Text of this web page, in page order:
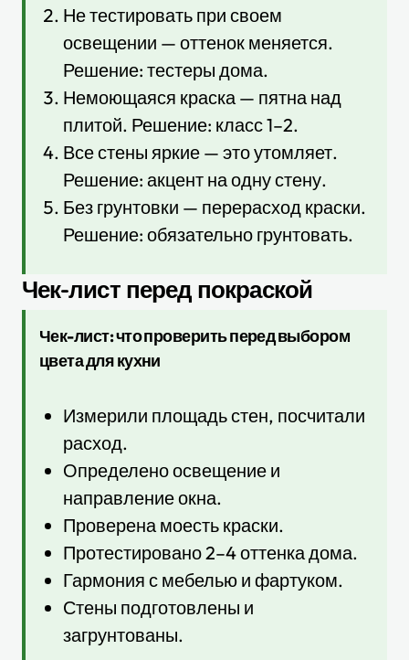
Не тестировать при своем
освещении — оттенок меняется.
Решение: тестеры дома.
Немоющаяся краска — пятна над
плитой. Решение: класс 1–2.
Все стены яркие — это утомляет.
Решение: акцент на одну стену.
Без грунтовки — перерасход краски.
Решение: обязательно грунтовать.
Чек-лист перед покраской
Чек-лист: что проверить перед выбором
цвета для кухни
Измерили площадь стен, посчитали
расход.
Определено освещение и
направление окна.
Проверена моесть краски.
Протестировано 2–4 оттенка дома.
Гармония с мебелью и фартуком.
Стены подготовлены и
загрунтованы.